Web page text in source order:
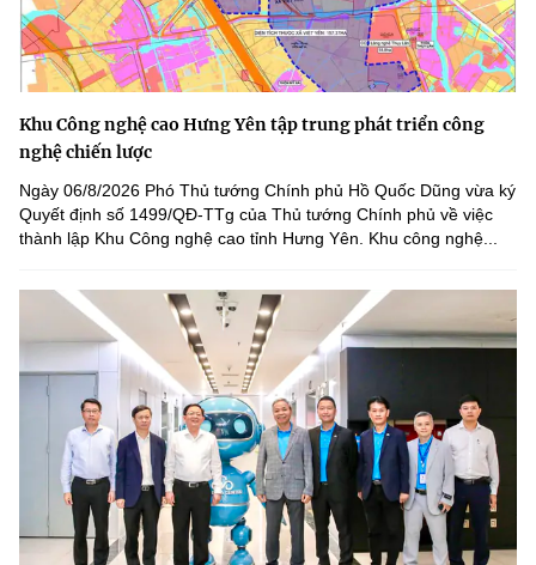
Khu Công nghệ cao Hưng Yên tập trung phát triển công
nghệ chiến lược
Ngày 06/8/2026 Phó Thủ tướng Chính phủ Hồ Quốc Dũng vừa ký
Quyết định số 1499/QĐ-TTg của Thủ tướng Chính phủ về việc
thành lập Khu Công nghệ cao tỉnh Hưng Yên. Khu công nghệ...